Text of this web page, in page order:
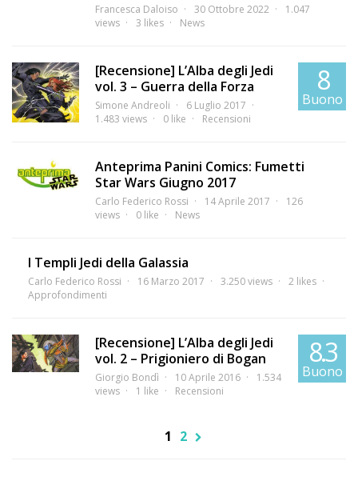
Francesca Daloiso 30 Ottobre 2022
1.047
views
3 likes News
[Recensione] L’Alba degli Jedi
vol. 3 – Guerra della Forza
Simone Andreoli
6 Luglio 2017
1.483 views
0 like Recensioni
8
Buono
Anteprima Panini Comics: Fumetti
Star Wars Giugno 2017
Carlo Federico Rossi 14 Aprile 2017
126
views
0 like News
I Templi Jedi della Galassia
Carlo Federico Rossi 16 Marzo 2017 3.250 views
2 likes
Approfondimenti
[Recensione] L’Alba degli Jedi
vol. 2 – Prigioniero di Bogan
Giorgio Bondì 10 Aprile 2016
1.534
views
1 like Recensioni
8.3
Buono
1 2